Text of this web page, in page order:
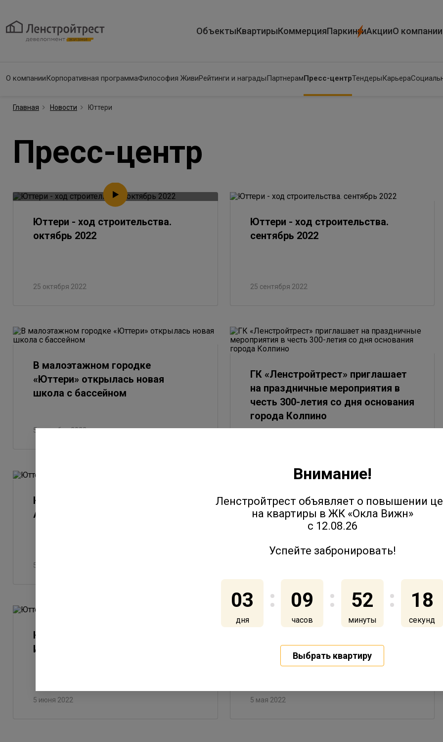
ОбъектыКвартирыКоммерцияПаркингиАкцииО компании
О компанииКорпоративная программаФилософия ЖивиРейтинги и наградыПартнерамПресс-центрТендерыКарьера
Главная Новости Юттери
Пресс-центр
Юттери - ход строительства.
октябрь 2022
25 октября 2022
Юттери - ход строительства.
сентябрь 2022
25 сентября 2022
В малоэтажном городке
«Юттери» открылась новая
школа с бассейном
5 сентября 2022
ГК «Ленстройтрест» приглашает
на праздничные мероприятия в
честь 300-летия со дня основания
города Колпино
Юттери - ход строительства.
Август 2022
5 августа 2022
Юттери - ход строительства.
Июль 2022
Юттери - ход строительства.
Июнь 2022
5 июня 2022 5 мая 2022
Внимание!
Ленстройтрест объявляет о повышении
на квартиры в ЖК «Окла Вижн»
с 12.08.26
Успейте забронировать!
03
дня
09
часов
52
минуты
17
секунд
Выбрать квартиру